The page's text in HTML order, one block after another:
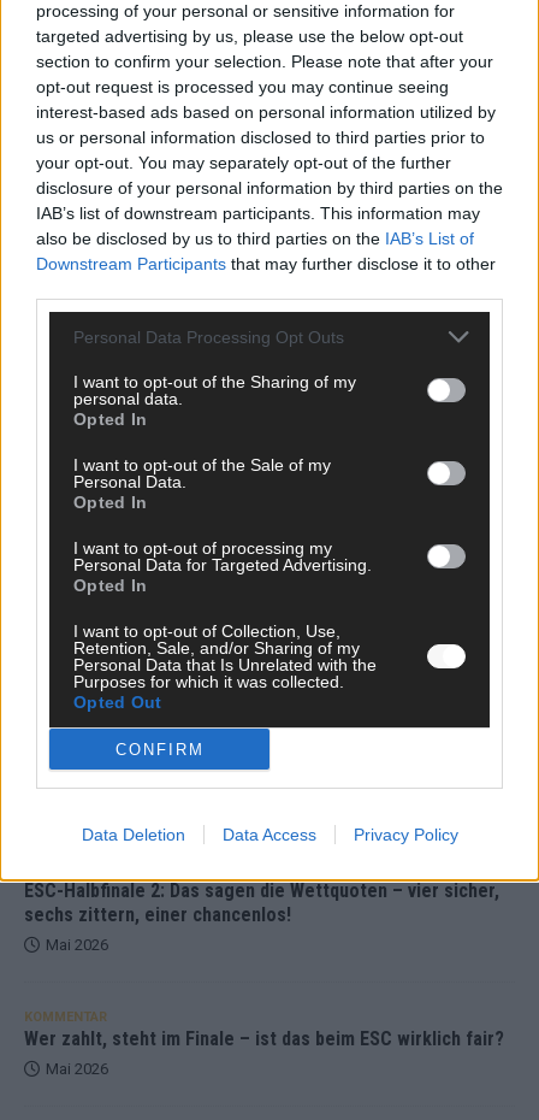
processing of your personal or sensitive information for
targeted advertising by us, please use the below opt-out
section to confirm your selection. Please note that after your
opt-out request is processed you may continue seeing
interest-based ads based on personal information utilized by
us or personal information disclosed to third parties prior to
your opt-out. You may separately opt-out of the further
disclosure of your personal information by third parties on the
IAB’s list of downstream participants. This information may
also be disclosed by us to third parties on the IAB’s List of
Downstream Participants that may further disclose it to other
Personal Data Processing Opt Outs
I want to opt-out of the Sharing of my
personal data.
Opted In
I want to opt-out of the Sale of my
Personal Data.
Opted In
I want to opt-out of processing my
Personal Data for Targeted Advertising.
Opted In
I want to opt-out of Collection, Use,
Retention, Sale, and/or Sharing of my
Personal Data that Is Unrelated with the
Purposes for which it was collected.
Opted Out
CONFIRM
Data Deletion Data Access Privacy Policy
TOP STORIES
Monaco, Sallys Café, Westernbrauerei – der
Europa-Park 2026 macht vieles neu
EXTRA
DARA gewinnt verdient, Israel beunruhigend –
unser Kommentar zum ESC 2026
KOMMENTAR
Mai 2026
KOMMENTAR
ESC-Finale morgen: Finnland Favorit, Australien
Mai 2026
JJ hat den Abend gerettet – der Rest des ESC-Halbfinales
war solide, aber kein Feuerwerk
ESC-Halbfinale 2: Das sagen die Wettquoten – vier sicher,
sechs zittern, einer chancenlos!
Mai 2026
KOMMENTAR
Wer zahlt, steht im Finale – ist das beim ESC wirklich fair?
Mai 2026